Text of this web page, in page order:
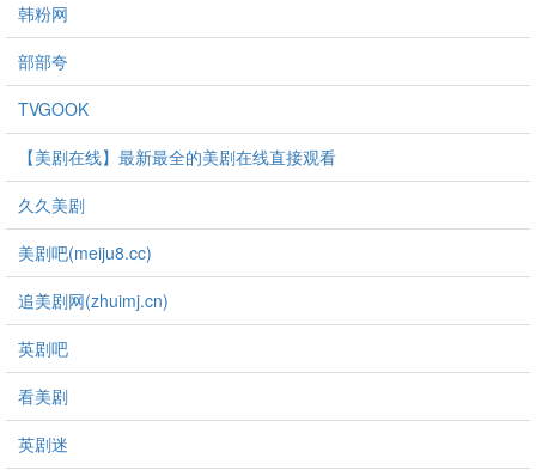
韩粉网
部部夸
TVGOOK
【美剧在线】最新最全的美剧在线直接观看
久久美剧
美剧吧(meiju8.cc)
追美剧网(zhuimj.cn)
英剧吧
看美剧
英剧迷